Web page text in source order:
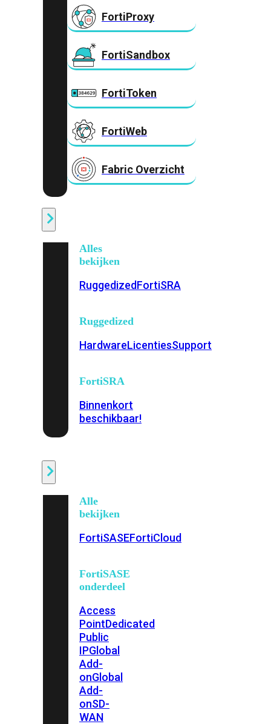
FortiProxy
FortiSandbox
FortiToken
FortiWeb
Fabric Overzicht
Alles
bekijken
RuggedizedFortiSRA
Ruggedized
HardwareLicentiesSupport
FortiSRA
Binnenkort
beschikbaar!
Alle
bekijken
FortiSASEFortiCloud
FortiSASE
onderdeel
Access
PointDedicated
Public
IPGlobal
Add-
onGlobal
Add-
onSD-
WAN